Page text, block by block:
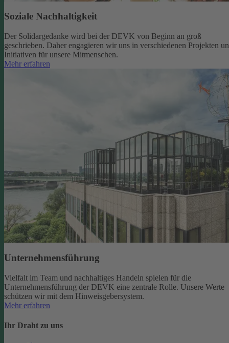
Soziale Nachhaltigkeit
Der Solidargedanke wird bei der DEVK von Beginn an groß
geschrieben. Daher engagieren wir uns in verschiedenen Projekten
Initiativen für unsere Mitmenschen.
Mehr erfahren
Unternehmensführung
Vielfalt im Team und nachhaltiges Handeln spielen für die
Unternehmensführung der DEVK eine zentrale Rolle. Unsere Werte
schützen wir mit dem Hinweisgebersystem.
Mehr erfahren
Ihr Draht zu uns